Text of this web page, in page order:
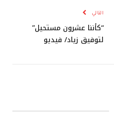
التالي
“كأننا عشرون مستحيل”
لتوفيق زياد/ فيديو